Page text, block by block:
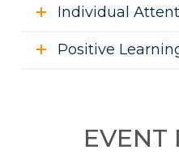
Individual
Positive
EVENT